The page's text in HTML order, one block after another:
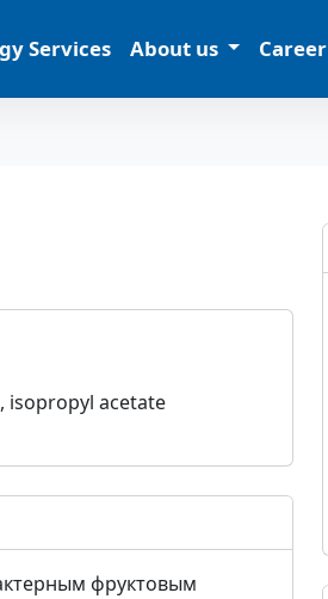
Services About us Career
isopropyl acetate
фруктовым